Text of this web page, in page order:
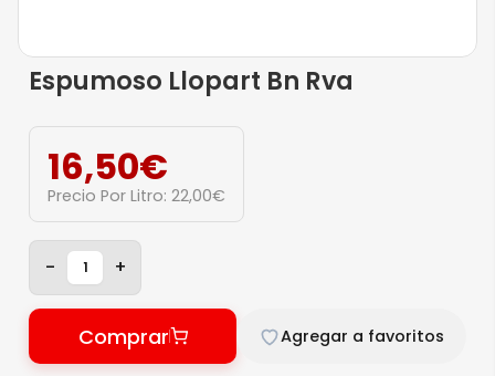
Espumoso Llopart Bn Rva
16,50€
Precio Por Litro: 22,00€
- +
Comprar Agregar a favoritos